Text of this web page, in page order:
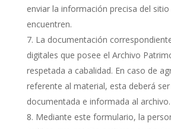
enviar la información precisa del
encuentren.
La documentación
digitales que posee el Archivo
respetada a cabalidad. En caso de
referente al material, esta deberá
documentada e informada al archivo.
Mediante este formulario, la